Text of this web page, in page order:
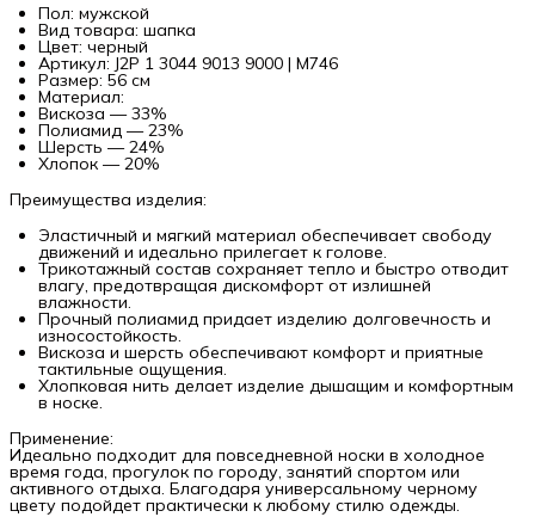
Пол: мужской
Вид товара: шапка
Цвет: черный
Артикул: J2P 1 3044 9013 9000 | M746
Размер: 56 см
Материал:
Вискоза — 33%
Полиамид — 23%
Шерсть — 24%
Хлопок — 20%
Преимущества изделия:
Эластичный и мягкий материал обеспечивает свободу
движений и идеально прилегает к голове.
Трикотажный состав сохраняет тепло и быстро отводит
влагу, предотвращая дискомфорт от излишней
влажности.
Прочный полиамид придает изделию долговечность и
износостойкость.
Вискоза и шерсть обеспечивают комфорт и приятные
тактильные ощущения.
Хлопковая нить делает изделие дышащим и комфортным
в носке.
Применение:
Идеально подходит для повседневной носки в холодное
время года, прогулок по городу, занятий спортом или
активного отдыха. Благодаря универсальному черному
цвету подойдет практически к любому стилю одежды.